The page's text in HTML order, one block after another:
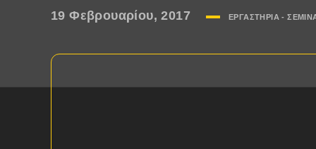
19 Φεβρουαρίου, 2017 ΕΡΓΑΣΤΗΡΙΑ -